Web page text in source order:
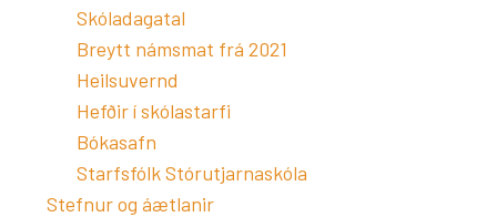
Skóladagatal
Breytt námsmat frá 2021
Heilsuvernd
Hefðir í skólastarfi
Bókasafn
Starfsfólk Stórutjarnaskóla
Stefnur og áætlanir